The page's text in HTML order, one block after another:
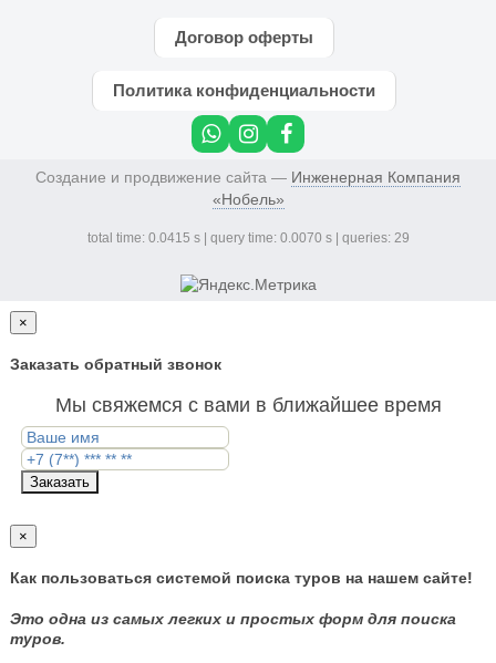
Договор оферты
Политика конфиденциальности
Создание и продвижение сайта — Инженерная Компания
«Нобель»
total time: 0.0415 s | query time: 0.0070 s | queries: 29
×
Заказать обратный звонок
Мы свяжемся с вами в ближайшее время
Заказать
×
Как пользоваться системой поиска туров на нашем сайте!
Это одна из самых легких и простых форм для поиска
туров.